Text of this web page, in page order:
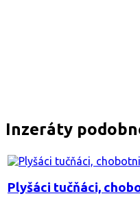
Inzeráty
Plyšáci tučňáci,